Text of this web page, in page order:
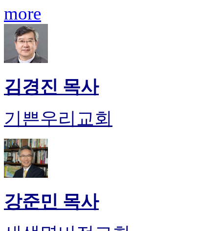
치
심
절
코
아
e
스
신
규
노
사
이
more
김경진 목사
기쁜우리교회
강준민 목사